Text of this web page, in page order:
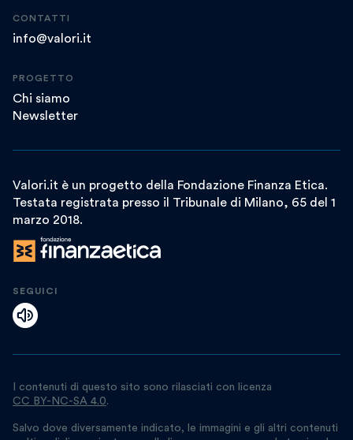
CONTATTI
info@valori.it
PROGETTO
Chi siamo
Newsletter
Valori.it è un progetto della Fondazione Finanza Etica.
Testata registrata presso il Tribunale di Milano, 65 del 1
marzo 2018.
SEGUICI
I contenuti di questo sito sono rilasciati con licenza
CC BY-NC-SA 4.0.
Salvo dove diversamente indicato, le immagini e gli altri contenuti